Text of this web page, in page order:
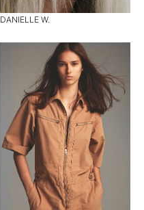
DANIELLE W.